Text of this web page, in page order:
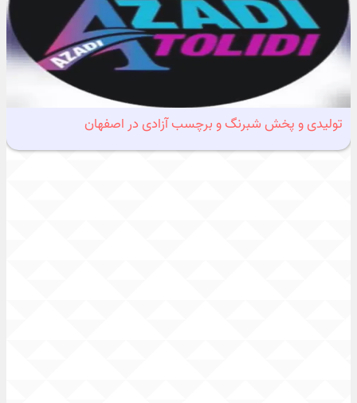
تولیدی و پخش شبرنگ و برچسب آزادی در اصفهان